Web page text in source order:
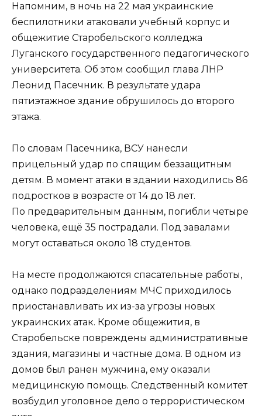
Напомним, в ночь на 22 мая украинские
беспилотники атаковали учебный корпус и
общежитие Старобельского колледжа
Луганского государственного педагогического
университета. Об этом сообщил глава ЛНР
Леонид Пасечник. В результате удара
пятиэтажное здание обрушилось до второго
этажа.
По словам Пасечника, ВСУ нанесли
прицельный удар по спящим беззащитным
детям. В момент атаки в здании находились 86
подростков в возрасте от 14 до 18 лет.
По предварительным данным, погибли четыре
человека, ещё 35 пострадали. Под завалами
могут оставаться около 18 студентов.
На месте продолжаются спасательные работы,
однако подразделениям МЧС приходилось
приостанавливать их из-за угрозы новых
украинских атак. Кроме общежития, в
Старобельске повреждены административные
здания, магазины и частные дома. В одном из
домов был ранен мужчина, ему оказали
медицинскую помощь. Следственный комитет
возбудил уголовное дело о террористическом